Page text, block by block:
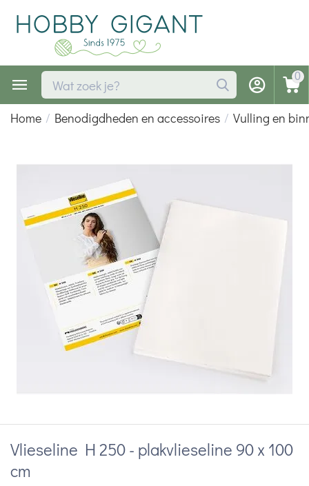
0
Home / Benodigdheden en accessoires / Vulling en
Vlieseline H 250 - plakvlieseline 90 x 100
cm